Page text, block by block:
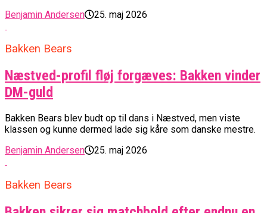
Benjamin Andersen
25. maj 2026
Bakken Bears
Næstved-profil fløj forgæves: Bakken vinder
DM-guld
Bakken Bears blev budt op til dans i Næstved, men viste
klassen og kunne dermed lade sig kåre som danske mestre.
Benjamin Andersen
25. maj 2026
Bakken Bears